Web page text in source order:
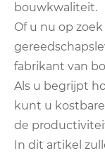
bouwkwaliteit.
Of u nu op
fabrikant van
Als u begrijpt
kunt u
de
In dit artikel